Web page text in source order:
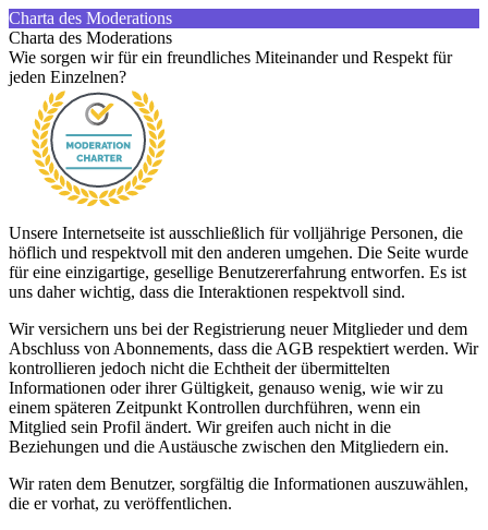
Charta des Moderations
Charta des Moderations
Wie sorgen wir für ein freundliches Miteinander und Respekt für
jeden Einzelnen?
Unsere Internetseite ist ausschließlich für volljährige Personen, die
höflich und respektvoll mit den anderen umgehen. Die Seite wurde
für eine einzigartige, gesellige Benutzererfahrung entworfen. Es ist
uns daher wichtig, dass die Interaktionen respektvoll sind.
Wir versichern uns bei der Registrierung neuer Mitglieder und dem
Abschluss von Abonnements, dass die AGB respektiert werden. Wir
kontrollieren jedoch nicht die Echtheit der übermittelten
Informationen oder ihrer Gültigkeit, genauso wenig, wie wir zu
einem späteren Zeitpunkt Kontrollen durchführen, wenn ein
Mitglied sein Profil ändert. Wir greifen auch nicht in die
Beziehungen und die Austäusche zwischen den Mitgliedern ein.
Wir raten dem Benutzer, sorgfältig die Informationen auszuwählen,
die er vorhat, zu veröffentlichen.